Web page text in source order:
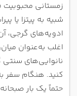
زمستانی محبوبیت
شبیه به پیتزا یا
ادویه‌های گرجی،
اغلب به‌عنوان
نانوایی‌های سنتی
کنید. هنگام سفر
حتماً یک بار